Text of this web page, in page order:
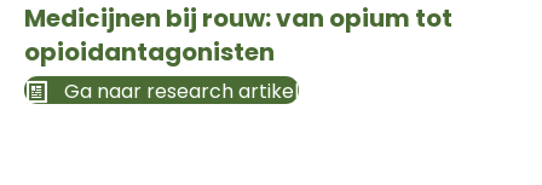
Medicijnen bij rouw: van opium tot
opioidantagonisten
Ga naar research artikel